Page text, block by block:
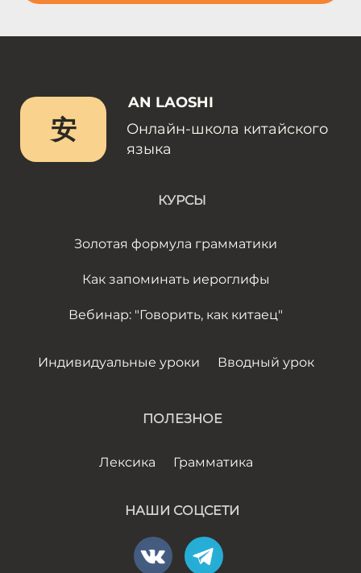
安
AN LAOSHI
Онлайн-школа китайского
языка
КУРСЫ
Золотая формула грамматики
Как запоминать иероглифы
Вебинар: "Говорить, как китаец"
Индивидуальные уроки Вводный урок
ПОЛЕЗНОЕ
Лексика Грамматика
НАШИ СОЦСЕТИ